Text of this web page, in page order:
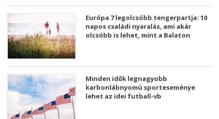
Európa 7 legolcsóbb tengerpartja: 10
napos családi nyaralás, ami akár
olcsóbb is lehet, mint a Balaton
Minden idők legnagyobb
karbonlábnyomú sporteseménye
lehet az idei futball-vb